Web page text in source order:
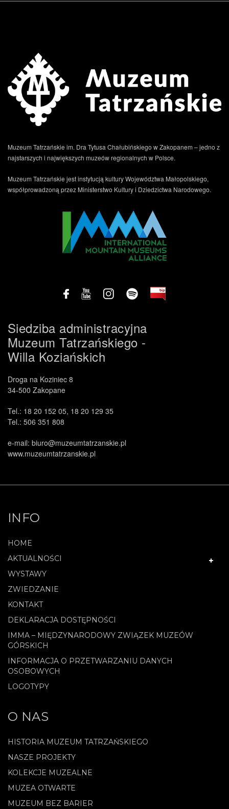
Muzeum Tatrzańskie im. Dra Tytusa Chałubińskiego w Zakopanem – jedno z
najstarszych i największych muzeów regionalnych w Polsce.
Muzeum Tatrzańskie jest instytucją kultury Województwa Małopolskiego,
współprowadzoną przez Ministerstwo Kultury i Dziedzictwa Narodowego.
Siedziba administracyjna
Muzeum Tatrzańskiego -
Willa Koziańskich
Droga na Koziniec 8
34-500 Zakopane
Tel.: 18 20 152 05, 18 20 129 35
Tel.: 506 351 808
e-mail: biuro@muzeumtatrzanskie.pl
www.muzeumtatrzanskie.pl
INFO
HOME
AKTUALNOŚCI
WYSTAWY
ZWIEDZANIE
KONTAKT
DEKLARACJA DOSTĘPNOŚCI
IMMA – MIĘDZYNARODOWY ZWIĄZEK MUZEÓW
GÓRSKICH
INFORMACJA O PRZETWARZANIU DANYCH
OSOBOWYCH
LOGOTYPY
O NAS
HISTORIA MUZEUM TATRZAŃSKIEGO
NASZE PROJEKTY
KOLEKCJE MUZEALNE
MUZEA OTWARTE
MUZEUM BEZ BARIER